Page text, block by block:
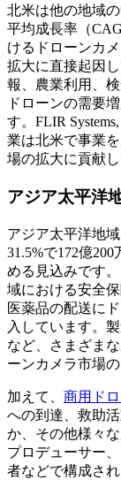
北米は他の地域
平均成長率（
けるドローンカ
拡大に直接起因
報、農業利用、
ドローンの需要
す。FLIR
業は北米で事業
場の拡大に貢献し
アジア太平洋
アジア太平洋地
31.5%で172億
める見込みです
域における安全
医薬品の配送に
入しています。
など、さまざま
ーンカメラ市場
加えて、 商用ド
への到達、救助
か、その他様々
プロデューサー
者などで構成さ